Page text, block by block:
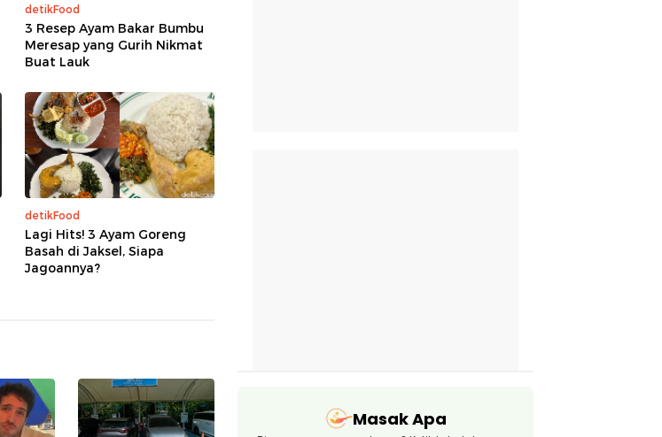
detikFood
3 Resep Ayam Bakar Bumbu
Meresap yang Gurih Nikmat
Buat Lauk
detikFood
Lagi Hits! 3 Ayam Goreng
Basah di Jaksel, Siapa
Jagoannya?
Masak Apa